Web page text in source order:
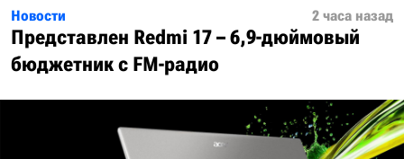
Новости 2 часа назад
Представлен Redmi 17 – 6,9-дюймовый
бюджетник с FM-радио